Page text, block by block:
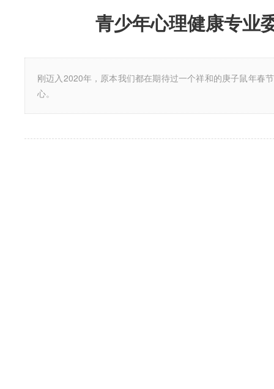
青少年心理健康专业
刚迈入2020年，原本我们都在期待过一个祥和的庚子鼠年春
心。